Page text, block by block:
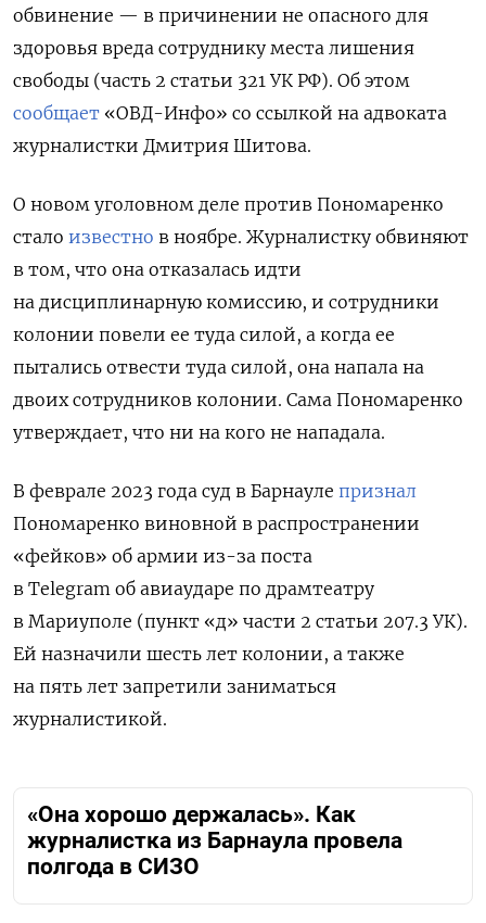
обвинение — в причинении не опасного для
здоровья вреда сотруднику места лишения
свободы (часть 2 статьи 321 УК РФ). Об этом
сообщает «ОВД-Инфо» со ссылкой на адвоката
журналистки Дмитрия Шитова.
О новом уголовном деле против Пономаренко
стало известно в ноябре. Журналистку обвиняют
в том, что она отказалась идти
на дисциплинарную комиссию, и сотрудники
колонии повели ее туда силой, а когда ее
пытались отвести туда силой, она напала на
двоих сотрудников колонии. Сама Пономаренко
утверждает, что ни на кого не нападала.
В феврале 2023 года суд в Барнауле признал
Пономаренко виновной в распространении
«фейков» об армии из-за поста
в Telegram об авиаударе по драмтеатру
в Мариуполе (пункт «д» части 2 статьи 207.3 УК).
Ей назначили шесть лет колонии, а также
на пять лет запретили заниматься
журналистикой.
«Она хорошо держалась». Как
журналистка из Барнаула провела
полгода в СИЗО